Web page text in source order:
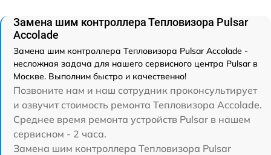
Замена шим контроллера Тепловизора Pulsar
Accolade
Замена шим контроллера Тепловизора Pulsar Accolade -
несложная задача для нашего сервисного центра Pulsar в
Москве. Выполним быстро и качественно!
Позвоните нам и наш сотрудник проконсультирует
и озвучит стоимость ремонта Тепловизора Accolade.
Среднее время ремонта устройств Pulsar в нашем
сервисном - 2 часа.
Замена шим контроллера Тепловизора Pulsar